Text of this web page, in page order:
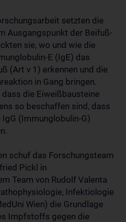
setzten die
Ausgangspunkt der Beifuß-
sie, wo und wie die
E (IgE) das
(Art v 1) erkennen und die
in Gang bringen.
die Eiweißbausteine
so beschaffen sind, dass
(Immunglobulin-G)
schuf das Forschungsteam
Pickl in
Team von Rudolf Valenta
Infektiologie
Wien) die Grundlage
Impfstoffs gegen die